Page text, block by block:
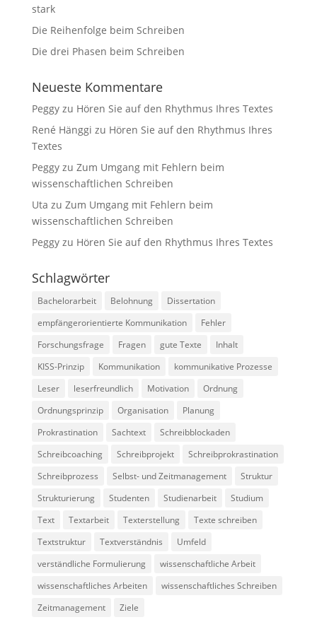
stark
Die Reihenfolge beim Schreiben
Die drei Phasen beim Schreiben
Neueste Kommentare
Peggyzu Hören Sie auf den Rhythmus Ihres Textes
René Hänggi zu Hören Sie auf den Rhythmus Ihres
Textes
Peggyzu Zum Umgang mit Fehlern beim
wissenschaftlichen Schreiben
Uta zu Zum Umgang mit Fehlern beim
wissenschaftlichen Schreiben
Peggyzu Hören Sie auf den Rhythmus Ihres Textes
Schlagwörter
Bachelorarbeit Belohnung
Dissertation
empfängerorientierte Kommunikation
Fehler
Forschungsfrage
Fragen gute Texte
Inhalt
KISS-Prinzip
Kommunikation
kommunikative Prozesse
Leser
leserfreundlich Motivation
Ordnung
Ordnungsprinzip
Organisation
Planung
Prokrastination
Sachtext
Schreibblockaden
Schreibcoaching
Schreibprojekt
Schreibprokrastination
Schreibprozess
Selbst- und Zeitmanagement
Struktur
Strukturierung
Studenten Studienarbeit
Studium
Text
Textarbeit Texterstellung
Texte schreiben
Textstruktur
Textverständnis
Umfeld
verständliche Formulierung
wissenschaftliche Arbeit
wissenschaftliches Arbeiten
wissenschaftliches Schreiben
Zeitmanagement
Ziele
Statistiken
sind zur
und zur
Webanalyse
notwendig. Sie
Website zu
verbessern.
Diese Cookies
sorgen dafür,
dass die
Website
Besuchs gut
Wenn Sie die
ablehnen,
werden einige
auf der
Website nicht
verfügbar
Marketing
teilen Sie mir Ihre
Verhalten beim
Besuch der
erhöhen damit die
Wahrscheinlichkeit,
personalisierte